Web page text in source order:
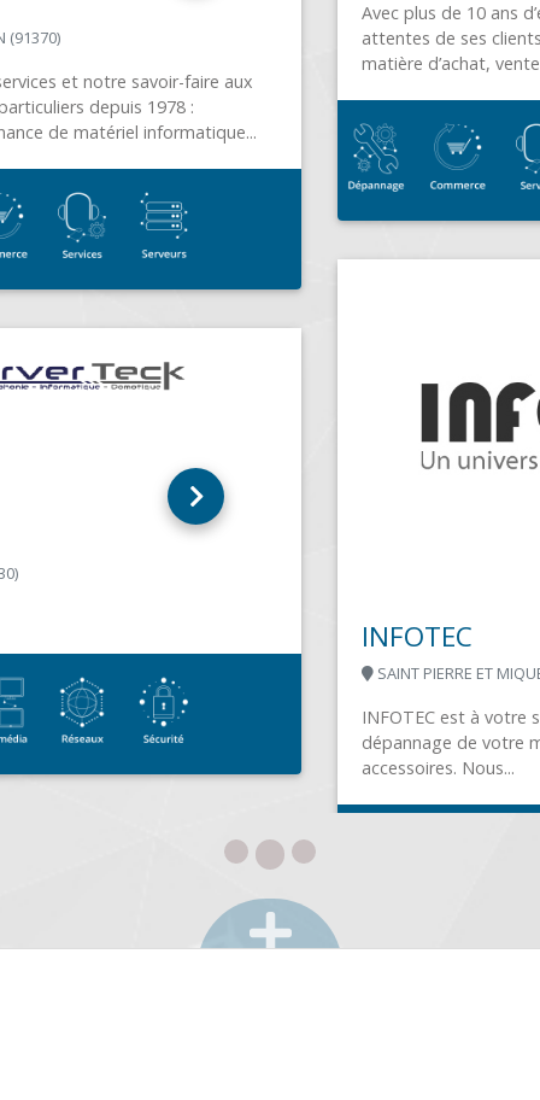
Avec plus de 10 ans d’expérience, Soft Info répond aux
attentes de ses clients particuliers et professionnels en
SAINT PIERRE ET MIQUELON (97500)
INFOTEC est à votre service pour le conseil, la vente, le
dépannage de votre matériel informatique et de vos